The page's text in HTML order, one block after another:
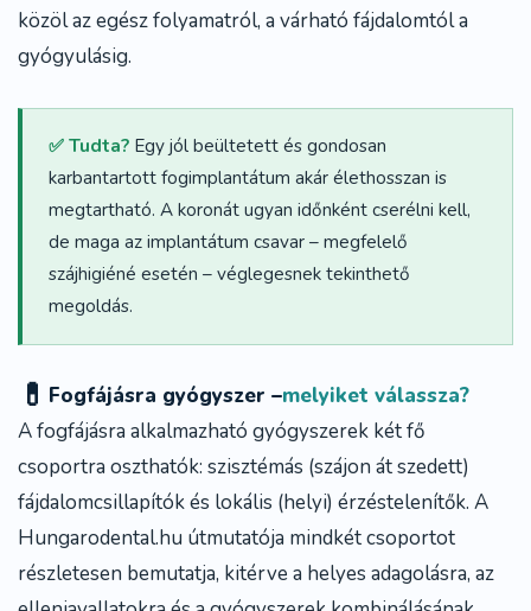
közöl az egész folyamatról, a várható fájdalomtól a
gyógyulásig.
✅ Tudta? Egy jól beültetett és gondosan
karbantartott fogimplantátum akár élethosszan is
megtartható. A koronát ugyan időnként cserélni kell,
de maga az implantátum csavar – megfelelő
szájhigiéné esetén – véglegesnek tekinthető
megoldás.
💊 Fogfájásra gyógyszer –melyiket válassza?
Afogfájásra alkalmazható gyógyszerek két fő
csoportra oszthatók: szisztémás (szájon át szedett)
fájdalomcsillapítók és lokális (helyi) érzéstelenítők. A
Hungarodental.hu útmutatója mindkét csoportot
részletesen bemutatja, kitérve a helyes adagolásra, az